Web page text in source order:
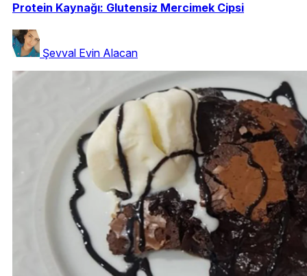
Protein Kaynağı: Glutensiz Mercimek Cipsi
Şevval Evin Alacan